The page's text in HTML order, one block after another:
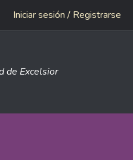
Iniciar sesión / Registrarse
de Excelsior